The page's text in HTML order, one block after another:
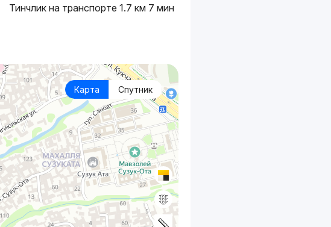
Тинчлик на транспорте 1.7 км 7 мин
Карта Спутник